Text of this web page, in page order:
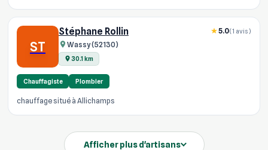
ST
Stéphane Rollin
Wassy (52130)
30.1 km
5.0(1 avis)
Chauffagiste Plombier
chauffage situé à Allichamps
Afficher plus d'artisans